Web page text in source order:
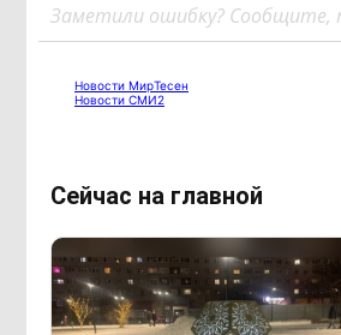
Заметили ошибку? Сообщите,
Новости МирТесен
Новости СМИ2
Сейчас на главной